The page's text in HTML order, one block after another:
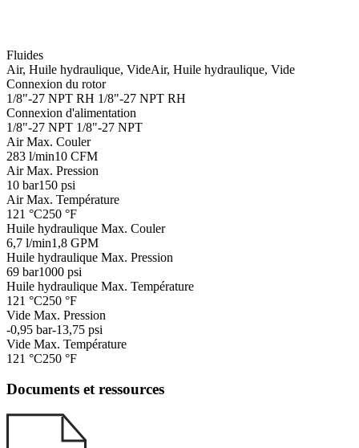
Fluides
Air, Huile hydraulique, VideAir, Huile hydraulique, Vide
Connexion du rotor
1/8"-27 NPT RH 1/8"-27 NPT RH
Connexion d'alimentation
1/8"-27 NPT 1/8"-27 NPT
Air Max. Couler
283 l/min10 CFM
Air Max. Pression
10 bar150 psi
Air Max. Température
121 °C250 °F
Huile hydraulique Max. Couler
6,7 l/min1,8 GPM
Huile hydraulique Max. Pression
69 bar1000 psi
Huile hydraulique Max. Température
121 °C250 °F
Vide Max. Pression
-0,95 bar-13,75 psi
Vide Max. Température
121 °C250 °F
Documents et ressources